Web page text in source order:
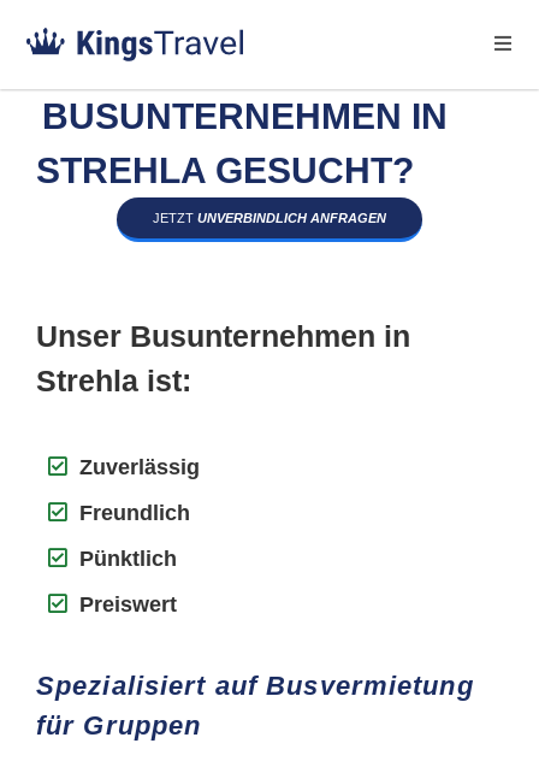
BUSUNTERNEHMEN IN
STREHLA GESUCHT?
JETZT UNVERBINDLICH ANFRAGEN
Unser Busunternehmen in
Strehla ist:
Zuverlässig
Freundlich
Pünktlich
Preiswert
Spezialisiert auf Busvermietung
für Gruppen